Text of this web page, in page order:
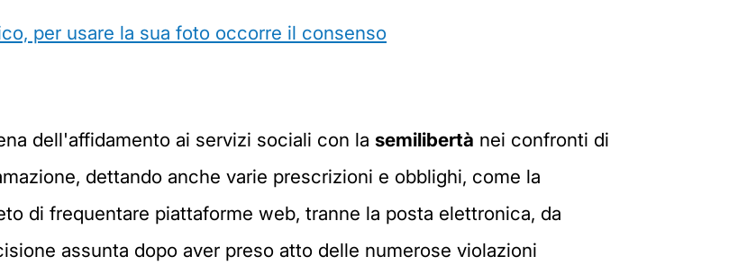
per usare la sua foto occorre il consenso
dell'affidamento ai servizi sociali con la semilibertà nei confronti di
dettando anche varie prescrizioni e obblighi, come la
di frequentare piattaforme web, tranne la posta elettronica, da
assunta dopo aver preso atto delle numerose violazioni